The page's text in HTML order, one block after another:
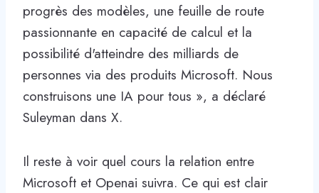
progrès des modèles, une feuille de route
passionnante en capacité de calcul et la
possibilité d'atteindre des milliards de
personnes via des produits Microsoft. Nous
construisons une IA pour tous », a déclaré
Suleyman dans X.
Il reste à voir quel cours la relation entre
Microsoft et Openai suivra. Ce qui est clair